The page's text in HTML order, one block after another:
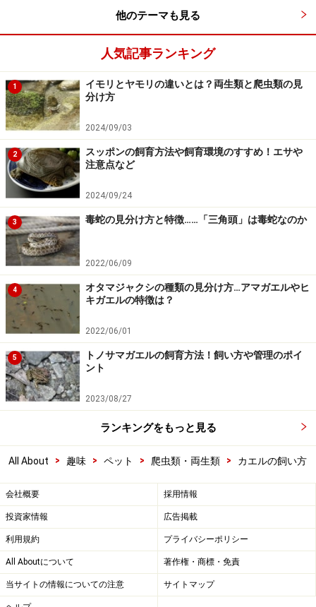
他のテーマも見る
人気記事ランキング
1
イモリとヤモリの違いとは？両生類と爬虫類の見
分け方
2024/09/03
2
スッポンの飼育方法や飼育環境のすすめ！エサや
注意点など
2024/09/24
3 毒蛇の見分け方と特徴……「三角頭」は毒蛇なのか
2022/06/09
4
オタマジャクシの種類の見分け方…アマガエルやヒ
キガエルの特徴は？
2022/06/01
5
トノサマガエルの飼育方法！飼い方や管理のポイ
ント
2023/08/27
ランキングをもっと見る
All About > 趣味 > ペット > 爬虫類・両生類 > カエルの飼い方
会社概要 採用情報
投資家情報 広告掲載
利用規約 プライバシーポリシー
All Aboutについて 著作権・商標・免責
当サイトの情報についての注意 サイトマップ